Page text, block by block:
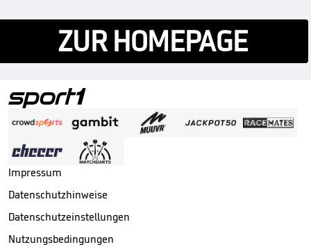
ZUR HOMEPAGE
Impressum
Datenschutzhinweise
Datenschutzeinstellungen
Nutzungsbedingungen